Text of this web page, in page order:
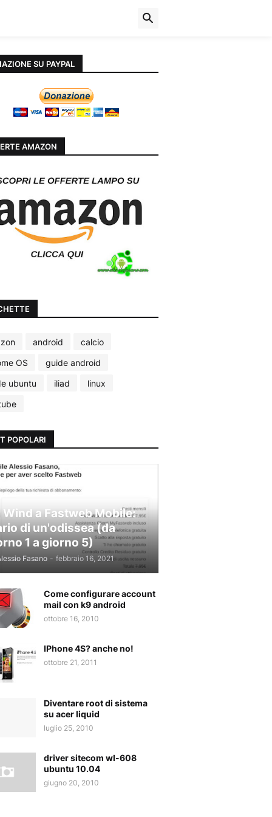
SU PAYPAL
AMAZON
android
calcio
OS
guide android
ubuntu
iliad
linux
POPOLARI
Wind a Fastweb Mobile:
di un'odissea (da
1 a giorno 5)
Fasano - febbraio 16, 2021
Come configurare account
mail con k9 android
ottobre 16, 2010
IPhone 4S? anche no!
ottobre 21, 2011
Diventare root di sistema
su acer liquid
luglio 25, 2010
driver sitecom wl-608
ubuntu 10.04
giugno 20, 2010